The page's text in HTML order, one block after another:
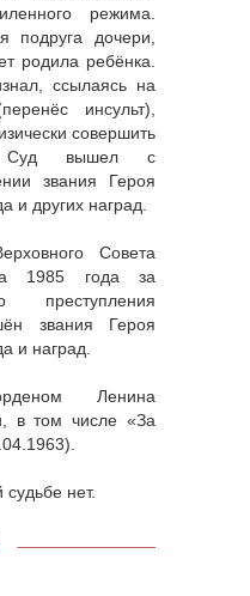
режима.
подруга дочери,
родила ребёнка.
ссылаясь на
инсульт),
совершить
Суд вышел с
звания Героя
и других наград.
Совета
1985 года за
преступления
звания Героя
и наград.
Ленина
в том числе «За
нет.